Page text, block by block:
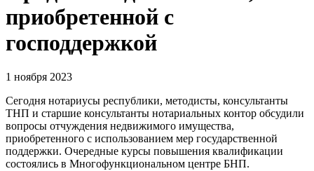
приобретенной с
господдержкой
1 ноября 2023
Сегодня нотариусы республики, методисты, консультанты
ТНП и старшие консультанты нотариальных контор обсудили
вопросы отчуждения недвижимого имущества,
приобретенного с использованием мер государственной
поддержки. Очередные курсы повышения квалификации
состоялись в Многофункциональном центре БНП.